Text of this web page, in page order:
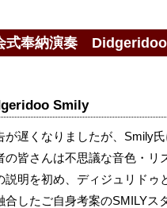
式奉納演奏
Smily
が遅くなりましたが、Smily
の皆さんは不思議な音色・リ
説明を初め、ディジュリドゥ
合したご自身考案のSMILYス